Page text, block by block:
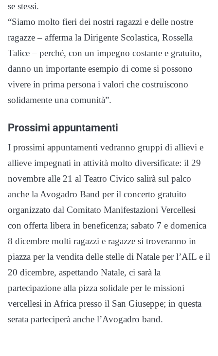
se stessi.
“Siamo molto fieri dei nostri ragazzi e delle nostre
ragazze – afferma la Dirigente Scolastica, Rossella
Talice – perché, con un impegno costante e gratuito,
danno un importante esempio di come si possono
vivere in prima persona i valori che costruiscono
solidamente una comunità”.
Prossimi appuntamenti
I prossimi appuntamenti vedranno gruppi di allievi e
allieve impegnati in attività molto diversificate: il 29
novembre alle 21 al Teatro Civico salirà sul palco
anche la Avogadro Band per il concerto gratuito
organizzato dal Comitato Manifestazioni Vercellesi
con offerta libera in beneficenza; sabato 7 e domenica
8 dicembre molti ragazzi e ragazze si troveranno in
piazza per la vendita delle stelle di Natale per l’AIL e il
20 dicembre, aspettando Natale, ci sarà la
partecipazione alla pizza solidale per le missioni
vercellesi in Africa presso il San Giuseppe; in questa
serata parteciperà anche l’Avogadro band.